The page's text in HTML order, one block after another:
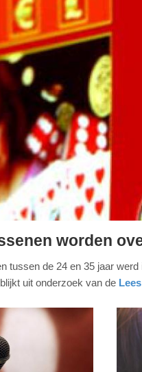
worden
tussen de 24 en 35 jaar
uit onderzoek van de